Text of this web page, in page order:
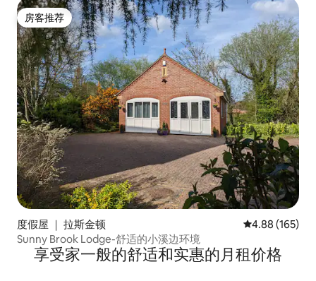
房客推荐
房客推荐
度假屋 ｜ 拉斯金顿 平均评分 4.88
4.88 (165)
Sunny Brook Lodge-舒适的小溪边环境
享受家一般的舒适和实惠的月租价格